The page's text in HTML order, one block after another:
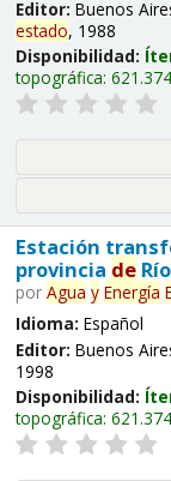
Editor: Buenos
estado, 1988
Disponibilidad:
topográfica:
Estación
provincia de
por Agua y Energía
Idioma: Español
Editor: Buenos
1998
Disponibilidad:
topográfica: